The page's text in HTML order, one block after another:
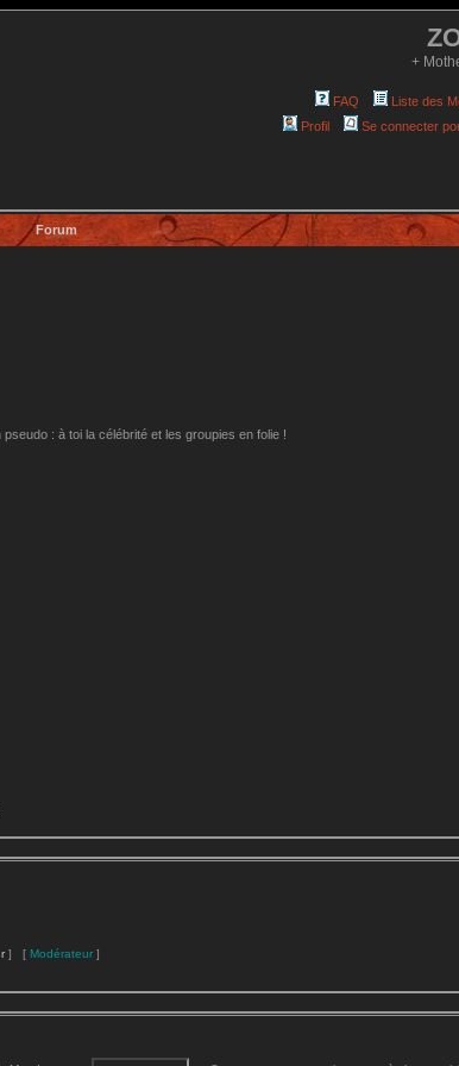
+
FAQ Liste des
Profil
Se connecter
Forum
: à toi la célébrité et les groupies en folie !
] [ Modérateur ]